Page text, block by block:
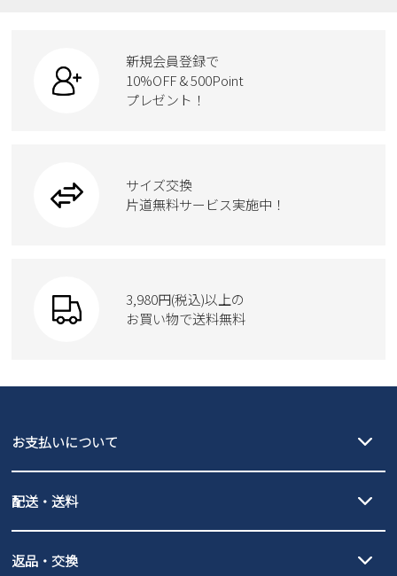
カジュアルシューズ
ワークシューズ
ウェア
moz
ローファー
ブーツ
Parade
GAP
スクール
new balance
瞬足
ボディバッグ
ハンドバッグ
トートバッグ
ケア用品
新規会員登録で
10%OFF & 500Point
プレゼント！
サイズ交換
片道無料サービス実施中！
3,980円(税込)以上の
お買い物で送料無料
お支払いについて
PayPay（オンライン決済）、代金引換のご利用が可能です。
配送・送料
北海道・本州・四国・九州…550円
全国一律…220円（税込）
返品・交換